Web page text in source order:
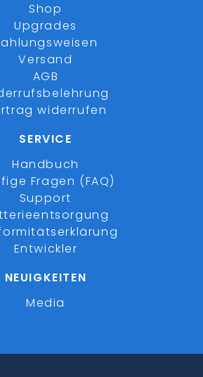
Shop
Upgrades
Versand
AGB
widerrufen
SERVICE
Handbuch
Fragen (FAQ)
Support
Entwickler
NEUIGKEITEN
Media